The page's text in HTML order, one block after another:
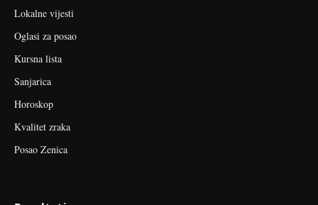
Lokalne vijesti
Oglasi za posao
Kursna lista
Sanjarica
Horoskop
Kvalitet zraka
Posao Zenica